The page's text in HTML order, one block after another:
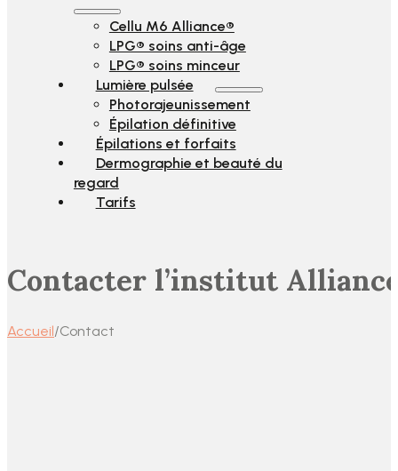
Cellu M6 Alliance®
LPG® soins anti-âge
LPG® soins minceur
Lumière pulsée
Photorajeunissement
Épilation définitive
Épilations et forfaits
Dermographie et beauté du
regard
Tarifs
Contacter l’institut
Accueil/Contact